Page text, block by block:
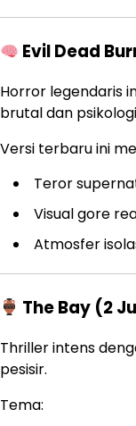
Evil Dead
Horror legendaris
brutal dan
Versi terbaru ini
Teror
Visual gore
Atmosfer
The Bay (2
Thriller intens
pesisir.
Tema: